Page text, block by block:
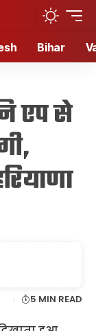
Bihar
एप से
5 MIN READ